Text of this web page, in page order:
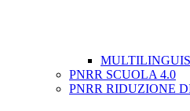
PNRR SCUOLA 4.0
PNRR RIDUZIONE